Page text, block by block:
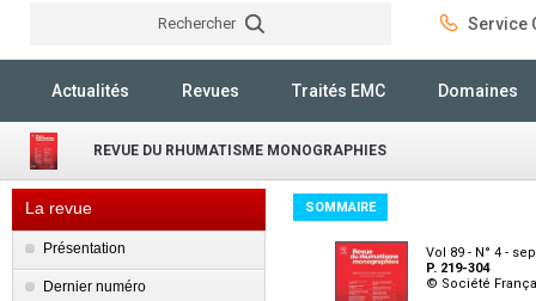
Rechercher Service
Actualités Revues Traités EMC Domaines
REVUE DU RHUMATISME MONOGRAPHIES
La revue
Présentation
Dernier numéro
SOMMAIRE
Vol 89 - N° 4 -
P. 219-304
© Société